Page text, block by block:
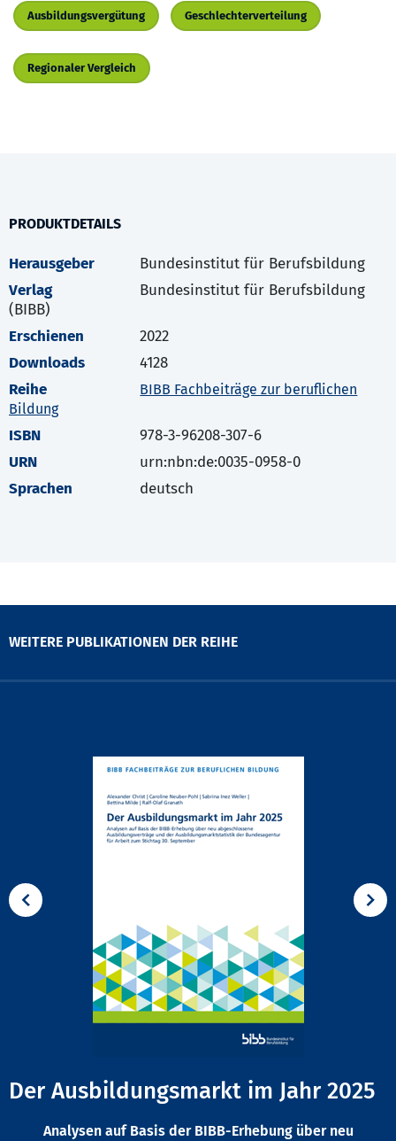
Ausbildungsvergütung Geschlechterverteilung
Regionaler Vergleich
PRODUKTDETAILS
Herausgeber
Bundesinstitut für Berufsbildung
Verlag
Bundesinstitut für Berufsbildung
(BIBB)
Erschienen
2022
Downloads
4128
Reihe
BIBB Fachbeiträge zur beruflichen
Bildung
ISBN
978-3-96208-307-6
URN
urn:nbn:de:0035-0958-0
Sprachen
deutsch
WEITERE PUBLIKATIONEN DER REIHE
Der Ausbildungsmarkt im Jahr 2025
Analysen auf Basis der BIBB-Erhebung über neu